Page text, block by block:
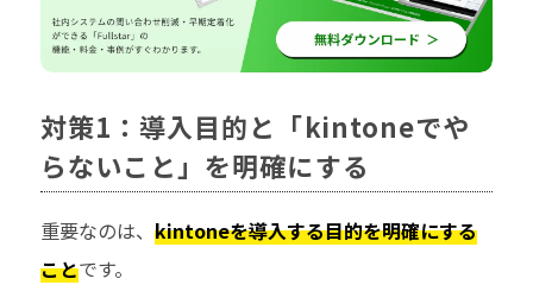
対策1：導入目的と「kintoneでや
らないこと」を明確にする
重要なのは、 kintoneを導入する目的を明確にする
ことです。